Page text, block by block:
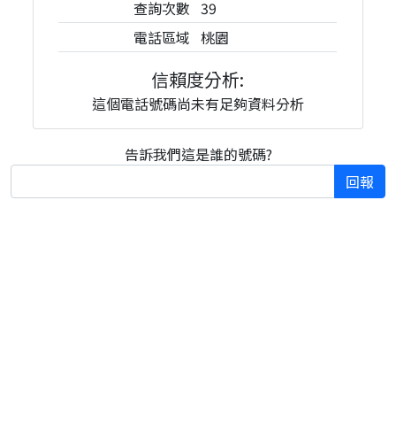
查詢次數 39
電話區域 桃園
信賴度分析:
這個電話號碼尚未有足夠資料分析
告訴我們這是誰的號碼?
回報